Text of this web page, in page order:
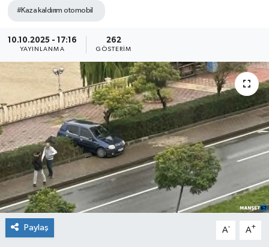
#Kaza kaldırım otomobil
10.10.2025 - 17:16
YAYINLANMA
262
GÖSTERIM
Paylaş A- A+
Ekonomi
Kültür-Sanat
Magazin
Medya
Mizah
Röportaj
Teknoloji